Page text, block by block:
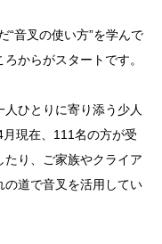
“音叉の使い方”を学んで
からがスタートです。
ひとりに寄り添う少人
現在、111名の方が受
り、ご家族やクライア
の道で音叉を活用してい